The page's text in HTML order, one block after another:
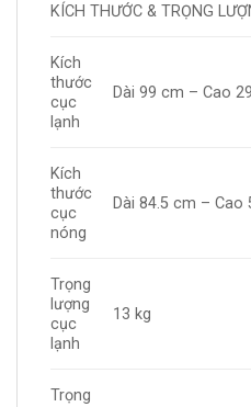
KÍCH THƯỚC & TRỌNG
Kích
thước
cục
lạnh
Dài 99 cm – Cao
Kích
thước
cục
nóng
Dài 84.5 cm –
Trọng
lượng
cục
lạnh
13 kg
Trọng